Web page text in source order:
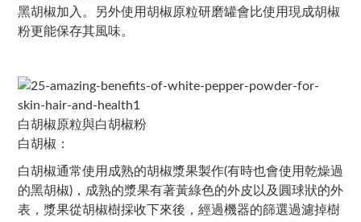
黑胡椒加入。另外使用胡椒原粒研磨罐會比使用現成胡椒
粉更能保存其風味。
白胡椒原粒與白胡椒粉
白胡椒：
白胡椒通常使用成熟的胡椒漿果製作(有時也會使用乾燥過
的黑胡椒)，成熟的漿果有著黃綠色的外皮以及圓球狀的外
表，漿果從胡椒樹採收下來後，經過機器的篩選過濾掉樹